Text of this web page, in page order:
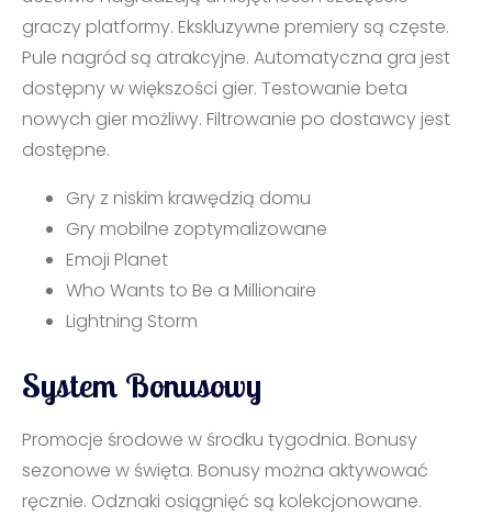
graczy platformy. Ekskluzywne premiery są częste.
Pule nagród są atrakcyjne. Automatyczna gra jest
dostępny w większości gier. Testowanie beta
nowych gier możliwy. Filtrowanie po dostawcy jest
dostępne.
Gry z niskim krawędzią domu
Gry mobilne zoptymalizowane
Emoji Planet
Who Wants to Be a Millionaire
Lightning Storm
System Bonusowy
Promocje środowe w środku tygodnia. Bonusy
sezonowe w święta. Bonusy można aktywować
ręcznie. Odznaki osiągnięć są kolekcjonowane.